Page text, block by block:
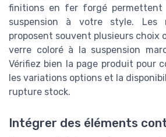
finitions en fer forgé permettent
suspension à votre style. Les
proposent souvent plusieurs choix
verre coloré à la suspension
Vérifiez bien la page produit pour
les variations options et la
rupture stock.
Intégrer des éléments